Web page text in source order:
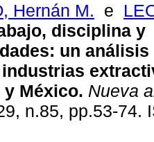
Hernán M. e
disciplina y
un análisis
México. Nueva
n.85, pp.53-74.